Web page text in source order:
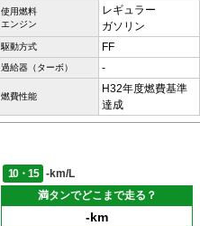
使用燃料
エンジン
レギュラー
ガソリン
駆動方式 FF
過給器（ターボ） -
燃費性能
H32年度燃費基準
達成
10・15
-km/L
満タンでどこまで走る？
-km